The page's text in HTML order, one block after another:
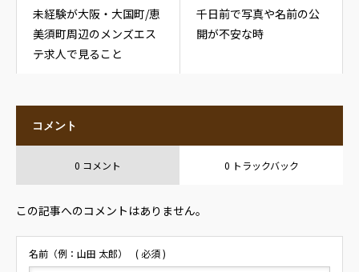
未経験が大阪・大国町/恵
美須町周辺のメンズエス
テ求人で見ること
千日前で写真や名前の公
開が不安な時
コメント
0 コメント 0 トラックバック
この記事へのコメントはありません。
名前（例：山田 太郎） ( 必須 )